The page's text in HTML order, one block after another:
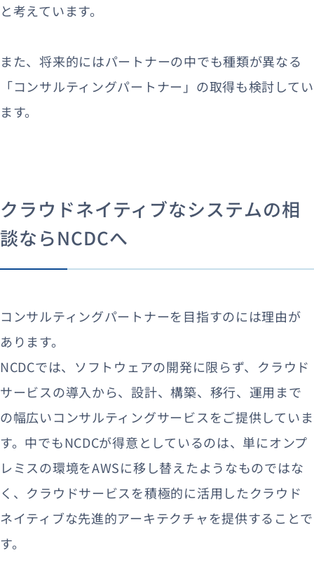
と考えています。
また、将来的にはパートナーの中でも種類が異なる
「コンサルティングパートナー」の取得も検討してい
ます。
クラウドネイティブなシステムの相
談ならNCDCへ
コンサルティングパートナーを目指すのには理由が
あります。
NCDCでは、ソフトウェアの開発に限らず、クラウド
サービスの導入から、設計、構築、移行、運用まで
の幅広いコンサルティングサービスをご提供していま
す。中でもNCDCが得意としているのは、単にオンプ
レミスの環境をAWSに移し替えたようなものではな
く、クラウドサービスを積極的に活用したクラウド
ネイティブな先進的アーキテクチャを提供することで
す。